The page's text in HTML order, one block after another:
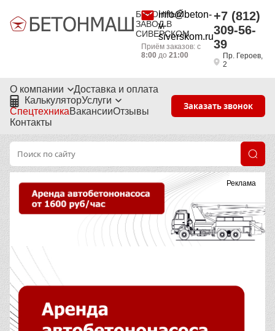
БЕТОННЫЙ
ЗАВОД В
СИВЕРСКОМ
info@beton-
v-
siverskom.ru
Приём заказов: с
8:00до 21:00
+7 (812)
309-56-
39
Пр. Героев,
2
О компании
Доставка и оплата
КалькуляторУслуги
СпецтехникаВакансииОтзывы
Контакты
Заказать звонок
Реклама